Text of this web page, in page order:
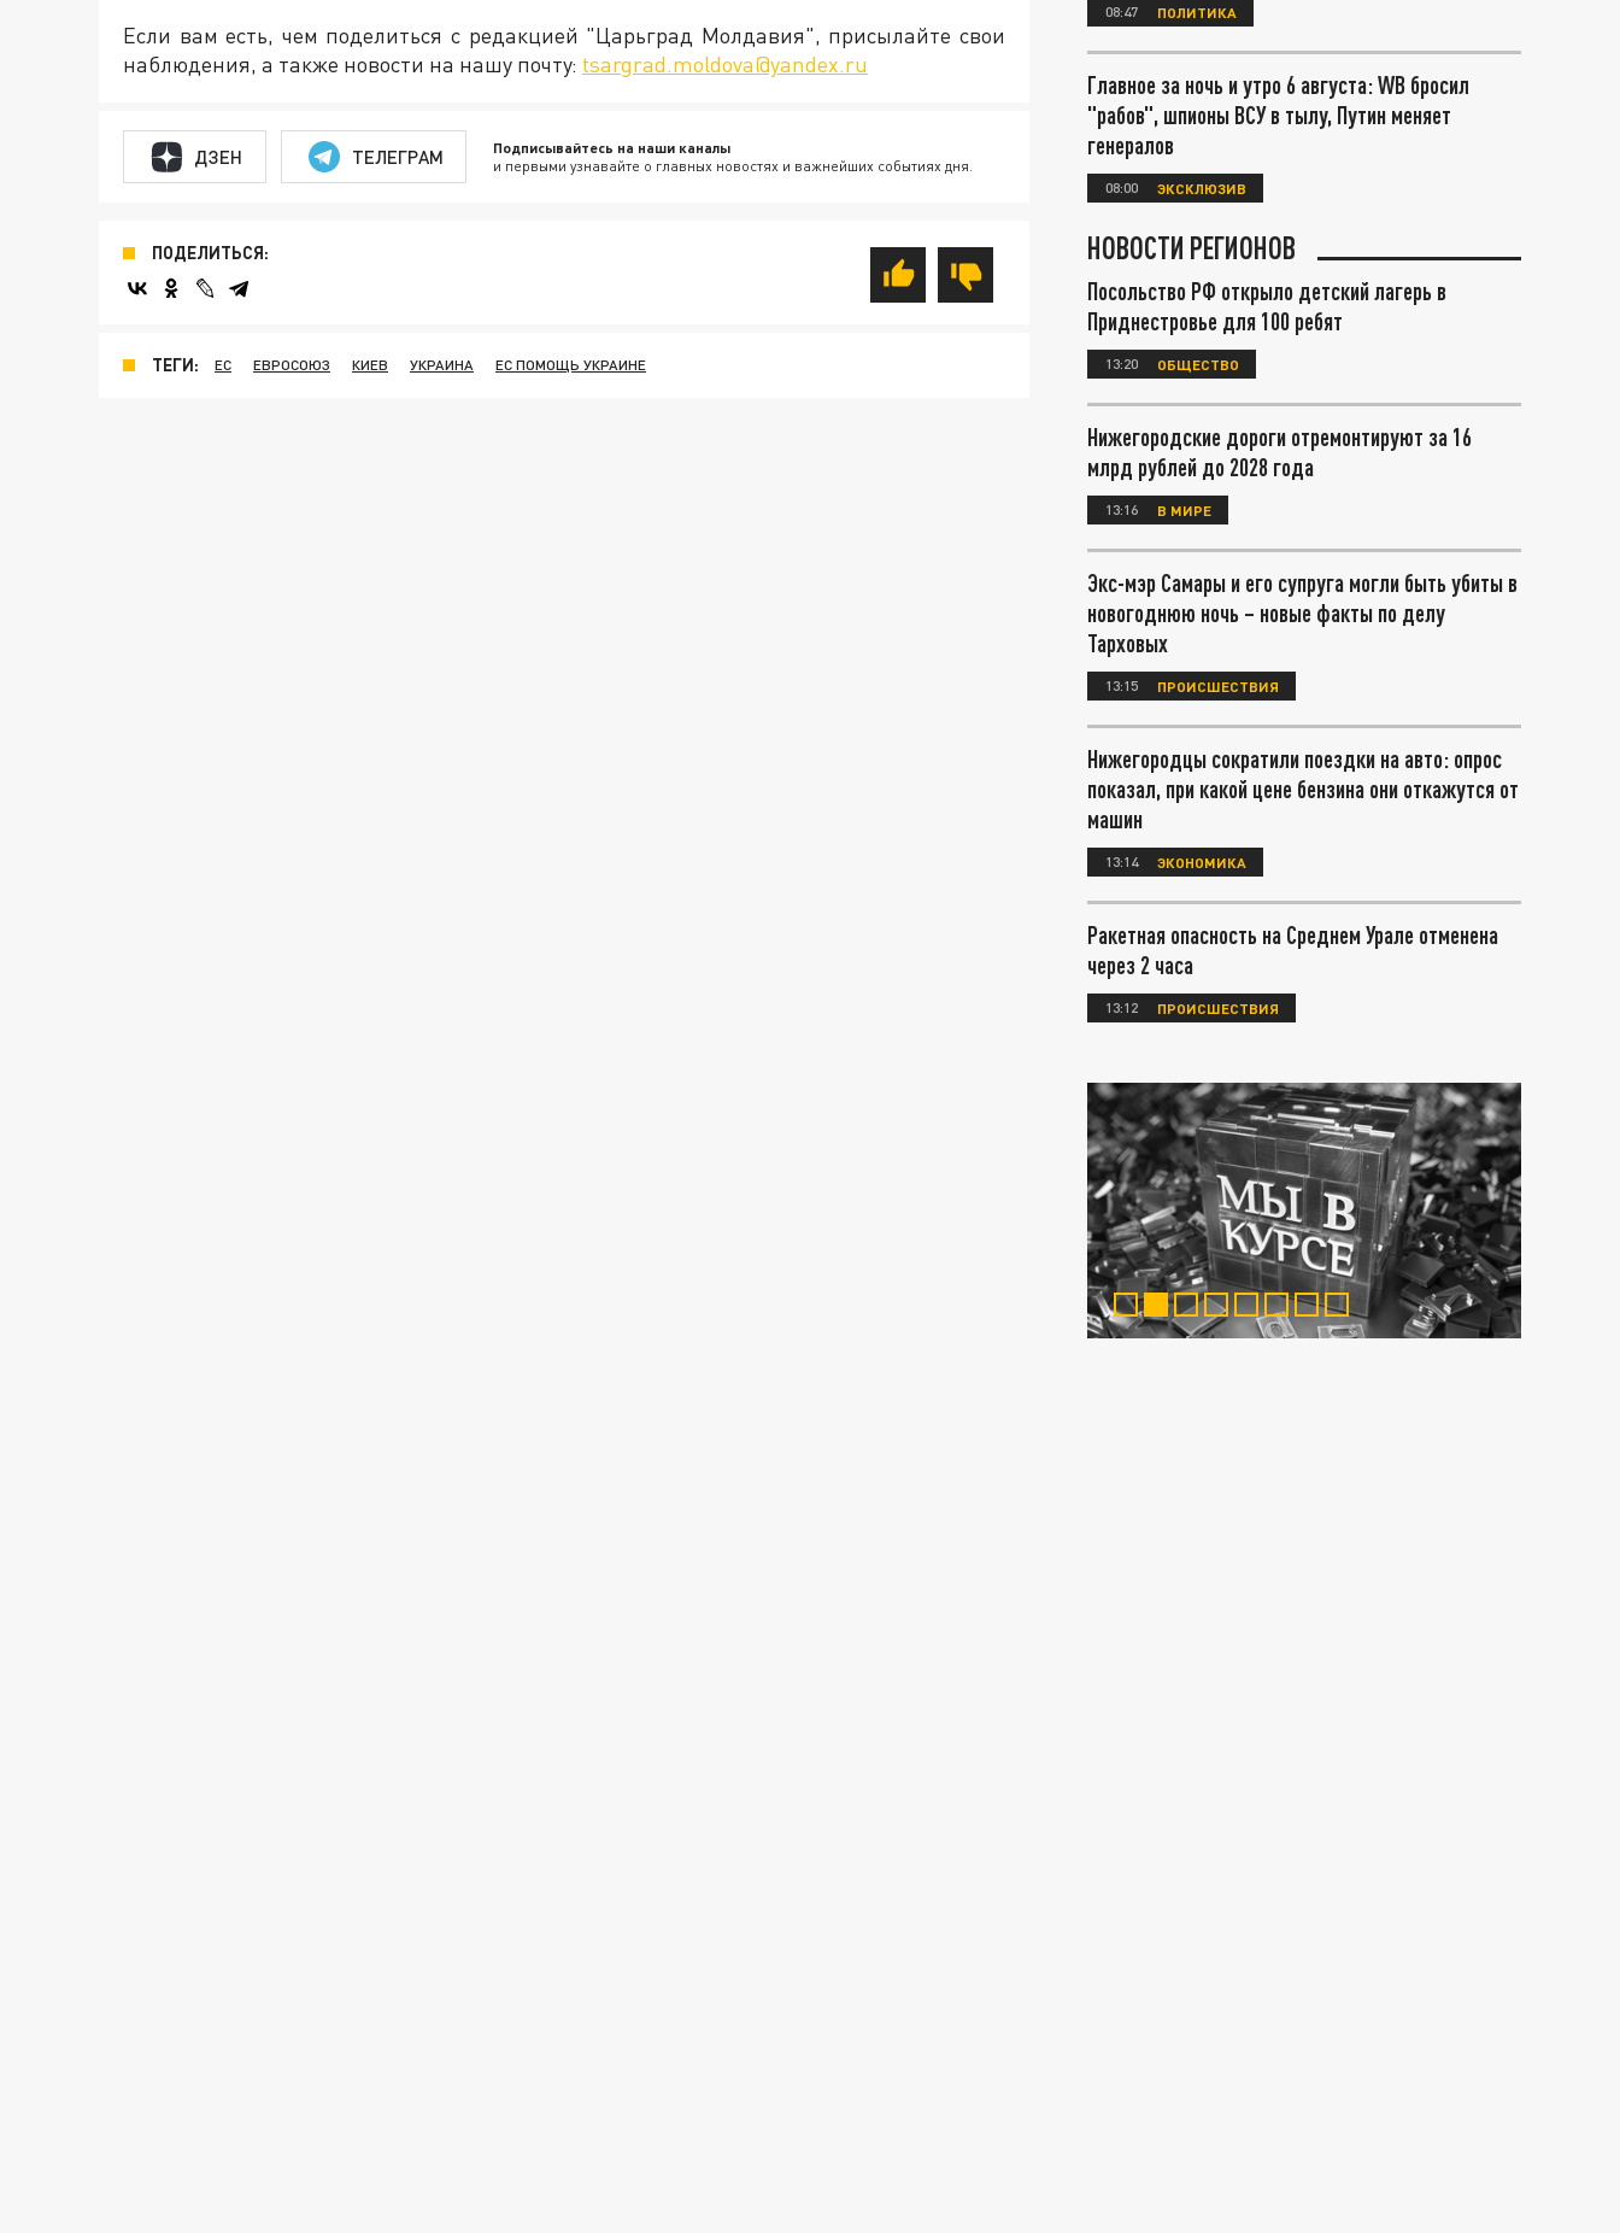
Если вам есть, чем поделиться с редакцией "Царьград Молдавия", присылайте свои
наблюдения, а также новости на нашу почту: tsargrad.moldova@yandex.ru
ДЗЕН ТЕЛЕГРАМ Подписывайтесь на наши каналы
и первыми узнавайте о главных новостях и важнейших событиях дня.
ПОДЕЛИТЬСЯ:
ТЕГИ: ЕС ЕВРОСОЮЗ КИЕВ УКРАИНА ЕС ПОМОЩЬ УКРАИНЕ
08:47 ПОЛИТИКА
Главное за ночь и утро 6 августа: WB бросил
"рабов", шпионы ВСУ в тылу, Путин меняет
генералов
08:00 ЭКСКЛЮЗИВ
НОВОСТИ РЕГИОНОВ
Посольство РФ открыло детский лагерь в
Приднестровье для 100 ребят
13:20 ОБЩЕСТВО
Нижегородские дороги отремонтируют за 16
млрд рублей до 2028 года
13:16 В МИРЕ
Экс-мэр Самары и его супруга могли быть убиты в
новогоднюю ночь – новые факты по делу
Тарховых
13:15 ПРОИСШЕСТВИЯ
Нижегородцы сократили поездки на авто: опрос
показал, при какой цене бензина они откажутся от
машин
13:14 ЭКОНОМИКА
Ракетная опасность на Среднем Урале отменена
через 2 часа
13:12 ПРОИСШЕСТВИЯ